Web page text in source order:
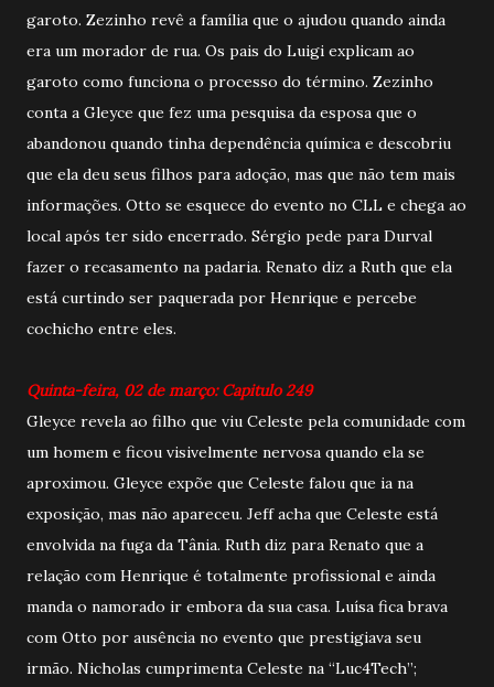
garoto. Zezinho revê a família que o ajudou quando ainda
era um morador de rua. Os pais do Luigi explicam ao
garoto como funciona o processo do término. Zezinho
conta a Gleyce que fez uma pesquisa da esposa que o
abandonou quando tinha dependência química e descobriu
que ela deu seus filhos para adoção, mas que não tem mais
informações. Otto se esquece do evento no CLL e chega ao
local após ter sido encerrado. Sérgio pede para Durval
fazer o recasamento na padaria. Renato diz a Ruth que ela
está curtindo ser paquerada por Henrique e percebe
cochicho entre eles.
Quinta-feira, 02 de março: Capitulo 249
Gleyce revela ao filho que viu Celeste pela comunidade com
um homem e ficou visivelmente nervosa quando ela se
aproximou. Gleyce expõe que Celeste falou que ia na
exposição, mas não apareceu. Jeff acha que Celeste está
envolvida na fuga da Tânia. Ruth diz para Renato que a
relação com Henrique é totalmente profissional e ainda
manda o namorado ir embora da sua casa. Luísa fica brava
com Otto por ausência no evento que prestigiava seu
irmão. Nicholas cumprimenta Celeste na “Luc4Tech”;